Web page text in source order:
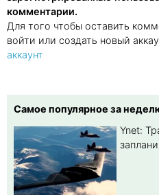
комментарии.
Для того чтобы оставить
войти или создать новый
аккаунт
Самое популярное за
Ynet: